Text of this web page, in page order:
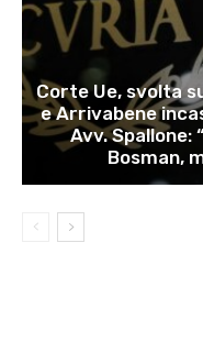
Corte Ue, svolta
e Arrivabene
Avv. Spallone:
Bosman,